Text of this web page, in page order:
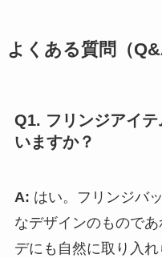
よくある質問（
Q1. フリンジアイ
いますか？
A: はい。フリンジバ
なデザインのもので
デにも自然に取り入